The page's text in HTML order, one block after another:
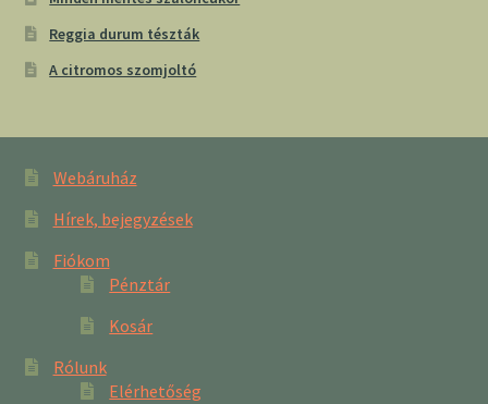
Reggia durum tészták
A citromos szomjoltó
Webáruház
Hírek, bejegyzések
Fiókom
Pénztár
Kosár
Rólunk
Elérhetőség